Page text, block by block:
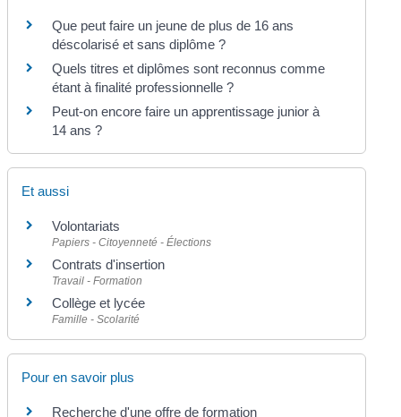
Que peut faire un jeune de plus de 16 ans
déscolarisé et sans diplôme ?
Quels titres et diplômes sont reconnus comme
étant à finalité professionnelle ?
Peut-on encore faire un apprentissage junior à
14 ans ?
Et aussi
Volontariats
Papiers - Citoyenneté - Élections
Contrats d'insertion
Travail - Formation
Collège et lycée
Famille - Scolarité
Pour en savoir plus
Recherche d'une offre de formation